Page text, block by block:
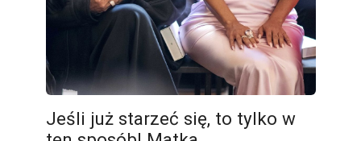
Jeśli już starzeć się, to tylko w